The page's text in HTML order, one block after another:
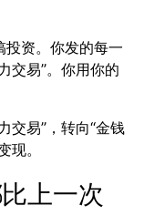
投资。你发的每一
交易”。你用你的
交易”，转向“金钱
现。
上一次